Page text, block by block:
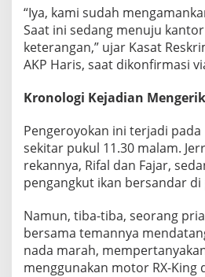
H
i
n
g
g
T
e
l
u
k
a
P
r
a
h
“Iya, kami sudah
Saat ini sedang menuju
keterangan,” ujar Kasat
AKP Haris, saat dikonfirmasi
Kronologi Kejadian
Pengeroyokan ini terjadi pada
sekitar pukul 11.30 malam.
rekannya, Rifal dan Fajar,
pengangkut ikan bersandar di
Namun, tiba-tiba, seorang
bersama temannya
nada marah,
menggunakan motor RX-King